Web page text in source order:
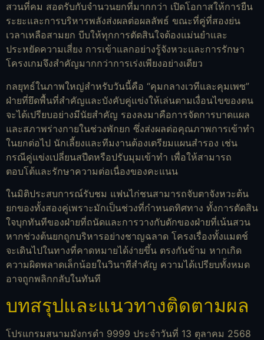
สวนที่คม สอดรับกับจำนวนยกที่มากกว่า เปิดโอกาสให้การยืน
ระยะและการบริหารพลังส่งผลต่อผลลัพธ์ ขณะที่คู่ที่สองย่น
เวลาเหลือสามยก บีบให้ทุกการตัดสินใจต้องแม่นยำและ
ประหยัดความเสี่ยง การเข้าแลกอย่างรู้จังหวะและการรักษา
โครงเกมจึงสำคัญมากกว่าการเร่งเพียงอย่างเดียว
กลยุทธ์ในภาพใหญ่สำหรับวันนี้คือ “คุมกลางเวทีและคุมเพซ”
ฝ่ายที่ยึดพื้นที่สำคัญและบังคับคู่แข่งให้เล่นตามเงื่อนไขของตน
จะได้เปรียบอย่างมีนัยสำคัญ รองลงมาคือการจัดการบาดแผล
และสภาพร่างกายในช่วงพักยก ซึ่งส่งผลต่อคุณภาพการเข้าทำ
ในยกต่อไป นักเลี้ยงและทีมงานต้องเตรียมแผนสำรอง เช่น
กรณีคู่แข่งเปลี่ยนสปีดหรือปรับมุมเข้าทำ เพื่อให้สามารถ
ตอบโต้และรักษาความต่อเนื่องของคะแนน
ในมิติประสบการณ์รับชม แฟนไก่ชนสามารถจับตาจังหวะต้น
ยกของทั้งสองคู่เพราะมักเป็นช่วงที่กำหนดทิศทาง ทั้งการตัดสิน
ใจบุกทันทีของฝ่ายที่ถนัดและการวางกับดักของฝ่ายที่เน้นสวน
หากช่วงต้นยกถูกบริหารอย่างชาญฉลาด โครงเรื่องทั้งแมตช์
จะเดินไปในทางที่คาดหมายได้ง่ายขึ้น ตรงกันข้าม หากเกิด
ความผิดพลาดเล็กน้อยในวินาทีสำคัญ ความได้เปรียบทั้งหมด
อาจถูกพลิกกลับในทันที
บทสรุปและแนวทางติดตามผล
โปรแกรมสนามมังกรดำ 9999 ประจำวันที่ 13 ตุลาคม 2568